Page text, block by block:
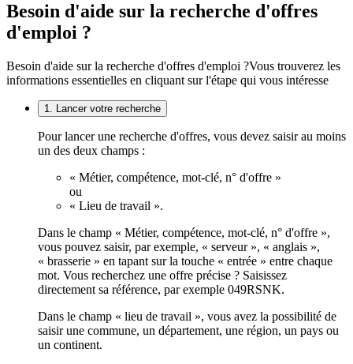
Besoin d'aide sur la recherche d'offres
d'emploi ?
Besoin d'aide sur la recherche d'offres d'emploi ?Vous trouverez les
informations essentielles en cliquant sur l'étape qui vous intéresse
1. Lancer votre recherche
Pour lancer une recherche d'offres, vous devez saisir au moins
un des deux champs :
« Métier, compétence, mot-clé, n° d'offre »
ou
« Lieu de travail ».
Dans le champ « Métier, compétence, mot-clé, n° d'offre »,
vous pouvez saisir, par exemple, « serveur », « anglais »,
« brasserie » en tapant sur la touche « entrée » entre chaque
mot. Vous recherchez une offre précise ? Saisissez
directement sa référence, par exemple 049RSNK.
Dans le champ « lieu de travail », vous avez la possibilité de
saisir une commune, un département, une région, un pays ou
un continent.